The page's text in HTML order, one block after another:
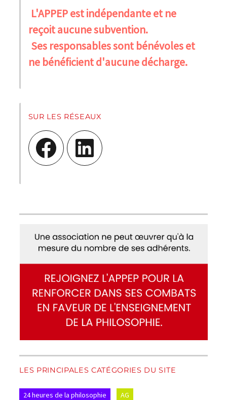
L'APPEP est indépendante et ne
reçoit aucune subvention.
Ses responsables sont bénévoles et
ne bénéficient d'aucune décharge.
SUR LES RÉSEAUX
Facebook LinkedIn
LES PRINCIPALES CATÉGORIES DU SITE
24 heures de la philosophie AG